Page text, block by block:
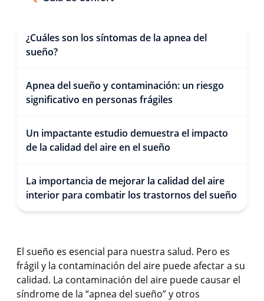
¿Cuáles son los síntomas de la apnea del
sueño?
Apnea del sueño y contaminación: un riesgo
significativo en personas frágiles
Un impactante estudio demuestra el impacto
de la calidad del aire en el sueño
La importancia de mejorar la calidad del aire
interior para combatir los trastornos del sueño
El sueño es esencial para nuestra salud. Pero es
frágil y la contaminación del aire puede afectar a su
calidad. La contaminación del aire puede causar el
síndrome de la “apnea del sueño” y otros